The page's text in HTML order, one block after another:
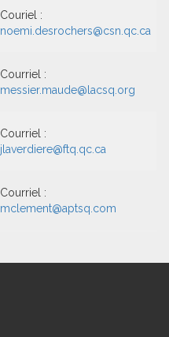
Couriel :
noemi.desrochers@csn.qc.ca
Courriel :
messier.maude@lacsq.org
Courriel :
jlaverdiere@ftq.qc.ca
Courriel :
mclement@aptsq.com